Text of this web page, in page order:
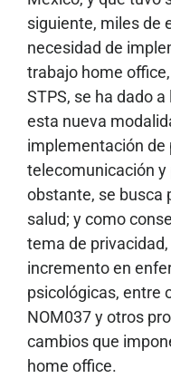
siguiente, miles de
necesidad de
trabajo home
STPS, se ha dado
esta nueva
implementación de
telecomunicación
obstante, se busca
salud; y como
tema de
incremento en
psicológicas, entre
NOM037 y otros
cambios que
home office.